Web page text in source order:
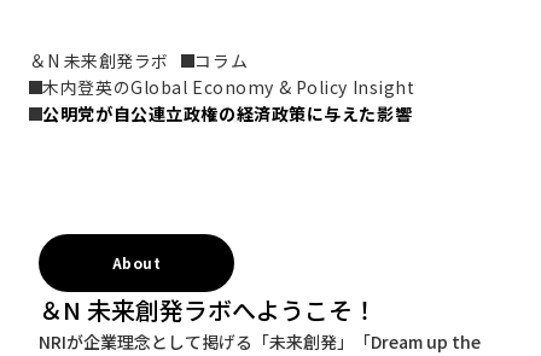
＆N 未来創発ラボ
コラム
木内登英のGlobal Economy & Policy Insight
公明党が自公連立政権の経済政策に与えた影響
About
＆N 未来創発ラボへようこそ！
NRIが企業理念として掲げる「未来創発」「Dream up the